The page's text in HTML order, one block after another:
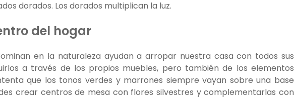
dorados. Los dorados multiplican la luz.
del hogar
en la naturaleza ayudan a arropar nuestra casa con todos sus
a través de los propios muebles, pero también de los elementos
que los tonos verdes y marrones siempre vayan sobre una base
crear centros de mesa con flores silvestres y complementarlas con